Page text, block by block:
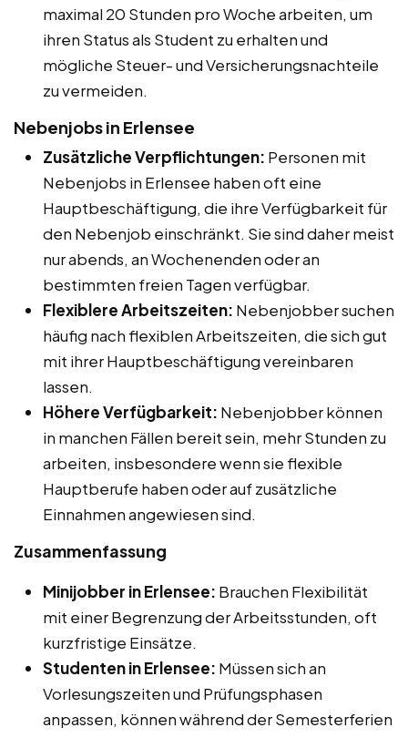
maximal 20 Stunden pro Woche arbeiten, um
ihren Status als Student zu erhalten und
mögliche Steuer- und Versicherungsnachteile
zu vermeiden.
Nebenjobs in Erlensee
Zusätzliche Verpflichtungen: Personen mit
Nebenjobs in Erlensee haben oft eine
Hauptbeschäftigung, die ihre Verfügbarkeit für
den Nebenjob einschränkt. Sie sind daher meist
nur abends, an Wochenenden oder an
bestimmten freien Tagen verfügbar.
Flexiblere Arbeitszeiten: Nebenjobber suchen
häufig nach flexiblen Arbeitszeiten, die sich gut
mit ihrer Hauptbeschäftigung vereinbaren
lassen.
Höhere Verfügbarkeit: Nebenjobber können
in manchen Fällen bereit sein, mehr Stunden zu
arbeiten, insbesondere wenn sie flexible
Hauptberufe haben oder auf zusätzliche
Einnahmen angewiesen sind.
Zusammenfassung
Minijobber in Erlensee: Brauchen Flexibilität
mit einer Begrenzung der Arbeitsstunden, oft
kurzfristige Einsätze.
Studenten in Erlensee: Müssen sich an
Vorlesungszeiten und Prüfungsphasen
anpassen, können während der Semesterferien